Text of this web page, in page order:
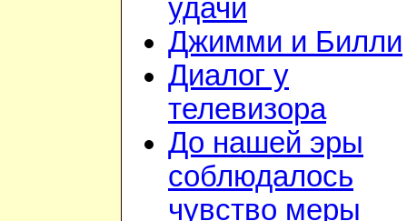
удачи
Джимми и Билли
Диалог у
телевизора
До нашей эры
соблюдалось
чувство меры